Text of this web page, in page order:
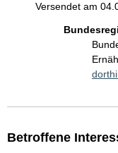
Versendet am
Betroffene